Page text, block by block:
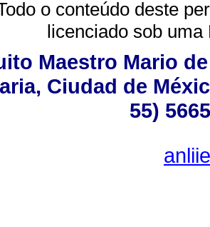
o conteúdo deste
licenciado sob uma
Maestro Mario
Ciudad de
55)